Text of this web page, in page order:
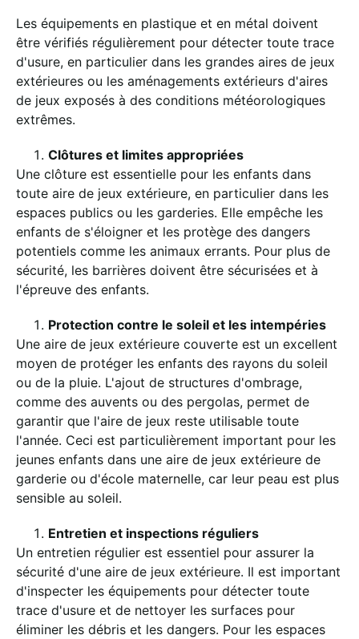
Les équipements en plastique et en métal doivent
être vérifiés régulièrement pour détecter toute trace
d'usure, en particulier dans les grandes aires de jeux
extérieures ou les aménagements extérieurs d'aires
de jeux exposés à des conditions météorologiques
extrêmes.
Clôtures et limites appropriées
Une clôture est essentielle pour les enfants dans
toute aire de jeux extérieure, en particulier dans les
espaces publics ou les garderies. Elle empêche les
enfants de s'éloigner et les protège des dangers
potentiels comme les animaux errants. Pour plus de
sécurité, les barrières doivent être sécurisées et à
l'épreuve des enfants.
Protection contre le soleil et les intempéries
Une aire de jeux extérieure couverte est un excellent
moyen de protéger les enfants des rayons du soleil
ou de la pluie. L'ajout de structures d'ombrage,
comme des auvents ou des pergolas, permet de
garantir que l'aire de jeux reste utilisable toute
l'année. Ceci est particulièrement important pour les
jeunes enfants dans une aire de jeux extérieure de
garderie ou d'école maternelle, car leur peau est plus
sensible au soleil.
Entretien et inspections réguliers
Un entretien régulier est essentiel pour assurer la
sécurité d'une aire de jeux extérieure. Il est important
d'inspecter les équipements pour détecter toute
trace d'usure et de nettoyer les surfaces pour
éliminer les débris et les dangers. Pour les espaces